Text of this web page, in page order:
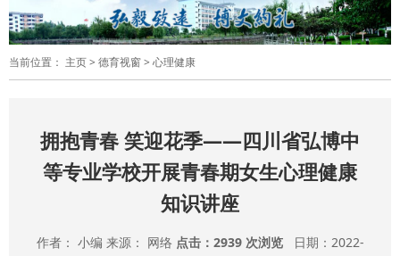
当前位置： 主页> 德育视窗> 心理健康
拥抱青春 笑迎花季——四川省弘博中
等专业学校开展青春期女生心理健康
知识讲座
作者： 小编 来源： 网络 点击： 2939 次浏览日期：2022-